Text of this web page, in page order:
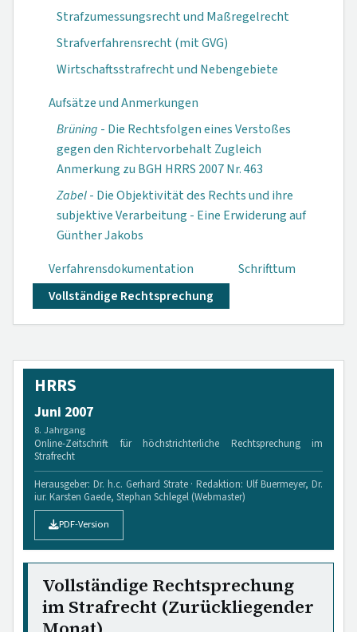
Strafzumessungsrecht und Maßregelrecht
Strafverfahrensrecht (mit GVG)
Wirtschaftsstrafrecht und Nebengebiete
Aufsätze und Anmerkungen
Brüning - Die Rechtsfolgen eines Verstoßes
gegen den Richtervorbehalt Zugleich
Anmerkung zu BGH HRRS 2007 Nr. 463
Zabel- Die Objektivität des Rechts und ihre
subjektive Verarbeitung - Eine Erwiderung auf
Günther Jakobs
Verfahrensdokumen­tation
Schrifttum
Vollständige Rechtsprechung
HRRS
Juni 2007
8. Jahrgang
Online-Zeitschrift für höchstrichterliche Rechtsprechung im
Strafrecht
Herausgeber: Dr. h.c. Gerhard Strate · Redaktion: Ulf Buermeyer, Dr.
iur. Karsten Gaede, Stephan Schlegel (Webmaster)
PDF-Version
Vollständige Rechtsprechung
im Strafrecht (Zurückliegender